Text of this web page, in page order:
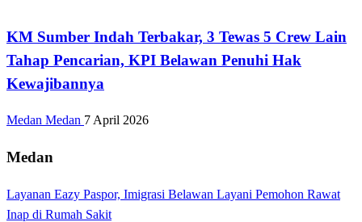
KM Sumber Indah Terbakar, 3 Tewas 5 Crew Lain
Tahap Pencarian, KPI Belawan Penuhi Hak
Kewajibannya
Medan Medan 7 April 2026
Medan
Layanan Eazy Paspor, Imigrasi Belawan Layani Pemohon Rawat
Inap di Rumah Sakit